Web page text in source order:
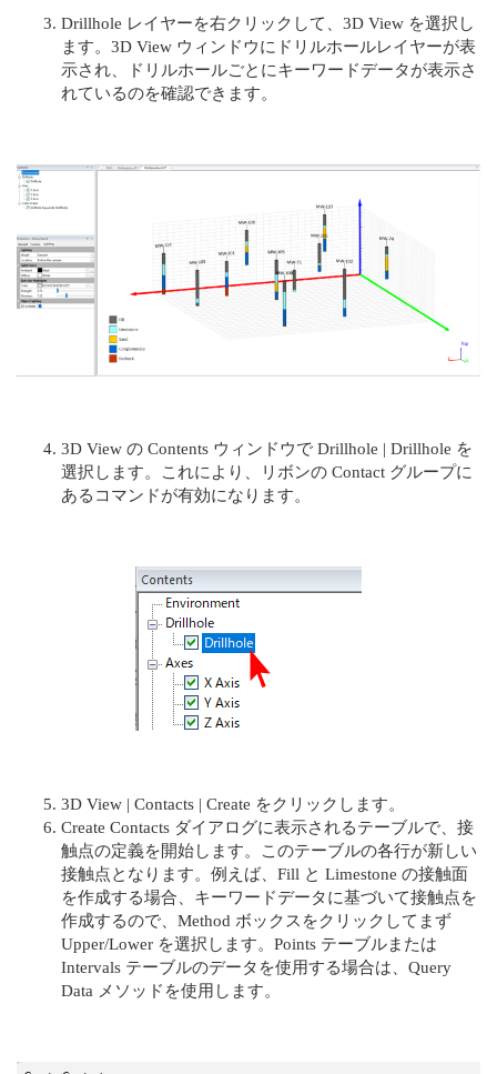
Drillhole レイヤーを右クリックして、3D View を選択し
ます。3D View ウィンドウにドリルホールレイヤーが表
示され、ドリルホールごとにキーワードデータが表示さ
れているのを確認できます。
3D View の Contents ウィンドウで Drillhole | Drillhole を
選択します。これにより、リボンの Contact グループに
あるコマンドが有効になります。
3D View | Contacts | Create をクリックします。
Create Contacts ダイアログに表示されるテーブルで、接
触点の定義を開始します。このテーブルの各行が新しい
接触点となります。例えば、Fill と Limestone の接触面
を作成する場合、キーワードデータに基づいて接触点を
作成するので、Method ボックスをクリックしてまず
Upper/Lower を選択します。Points テーブルまたは
Intervals テーブルのデータを使用する場合は、Query
Data メソッドを使用します。